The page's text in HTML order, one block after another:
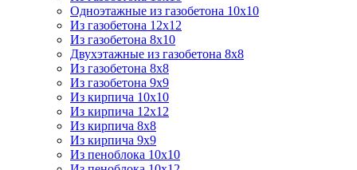
Одноэтажные из газобетона 10х10
Из газобетона 12х12
Из газобетона 8х10
Двухэтажные из газобетона 8х8
Из газобетона 8х8
Из газобетона 9х9
Из кирпича 10х10
Из кирпича 12х12
Из кирпича 8х8
Из кирпича 9х9
Из пеноблока 10х10